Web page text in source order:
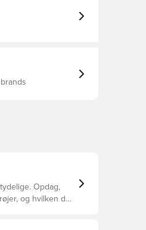
Opdag,
og hvilken der